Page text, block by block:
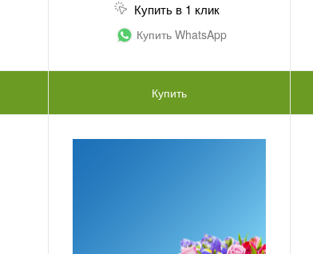
Купить в 1 клик
Купить WhatsApp
Купить